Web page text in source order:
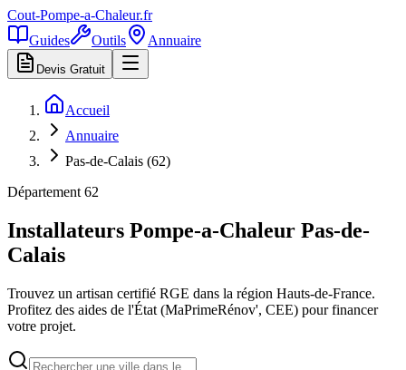
Cout-Pompe-a-Chaleur.fr
Guides
Outils Annuaire
Devis Gratuit
Accueil
Annuaire
Pas-de-Calais (62)
Département 62
Installateurs Pompe-a-Chaleur Pas-de-
Calais
Trouvez un artisan certifié RGE dans la région Hauts-de-France.
Profitez des aides de l'État (MaPrimeRénov', CEE) pour financer
votre projet.